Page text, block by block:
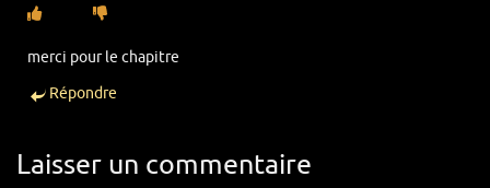
merci pour le chapitre
Répondre
Laisser un commentaire